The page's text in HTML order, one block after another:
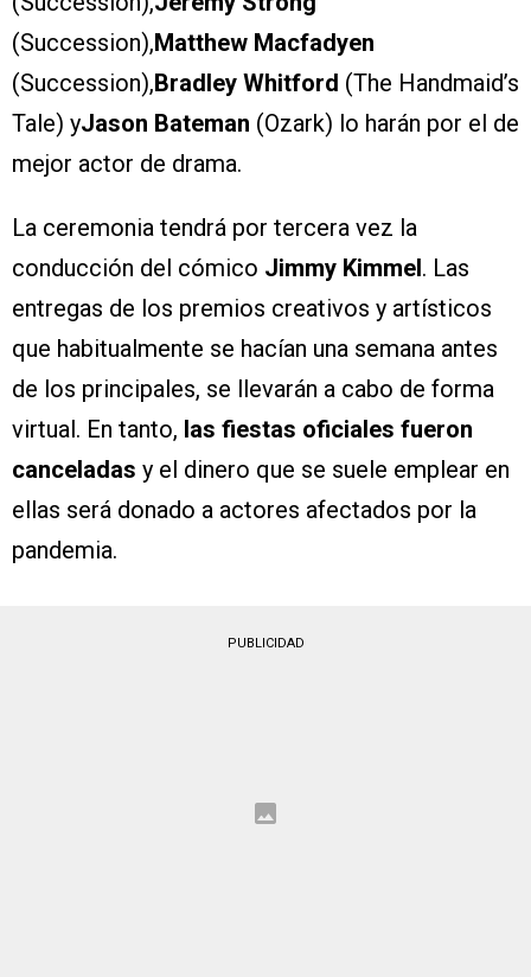
(Succession),Matthew Macfadyen
(Succession),Bradley Whitford (The Handmaid’s
Tale) yJason Bateman (Ozark) lo harán por el de
mejor actor de drama.
La ceremonia tendrá por tercera vez la
conducción del cómico Jimmy Kimmel. Las
entregas de los premios creativos y artísticos
que habitualmente se hacían una semana antes
de los principales, se llevarán a cabo de forma
virtual. En tanto, las fiestas oficiales fueron
canceladas y el dinero que se suele emplear en
ellas será donado a actores afectados por la
pandemia.
PUBLICIDAD